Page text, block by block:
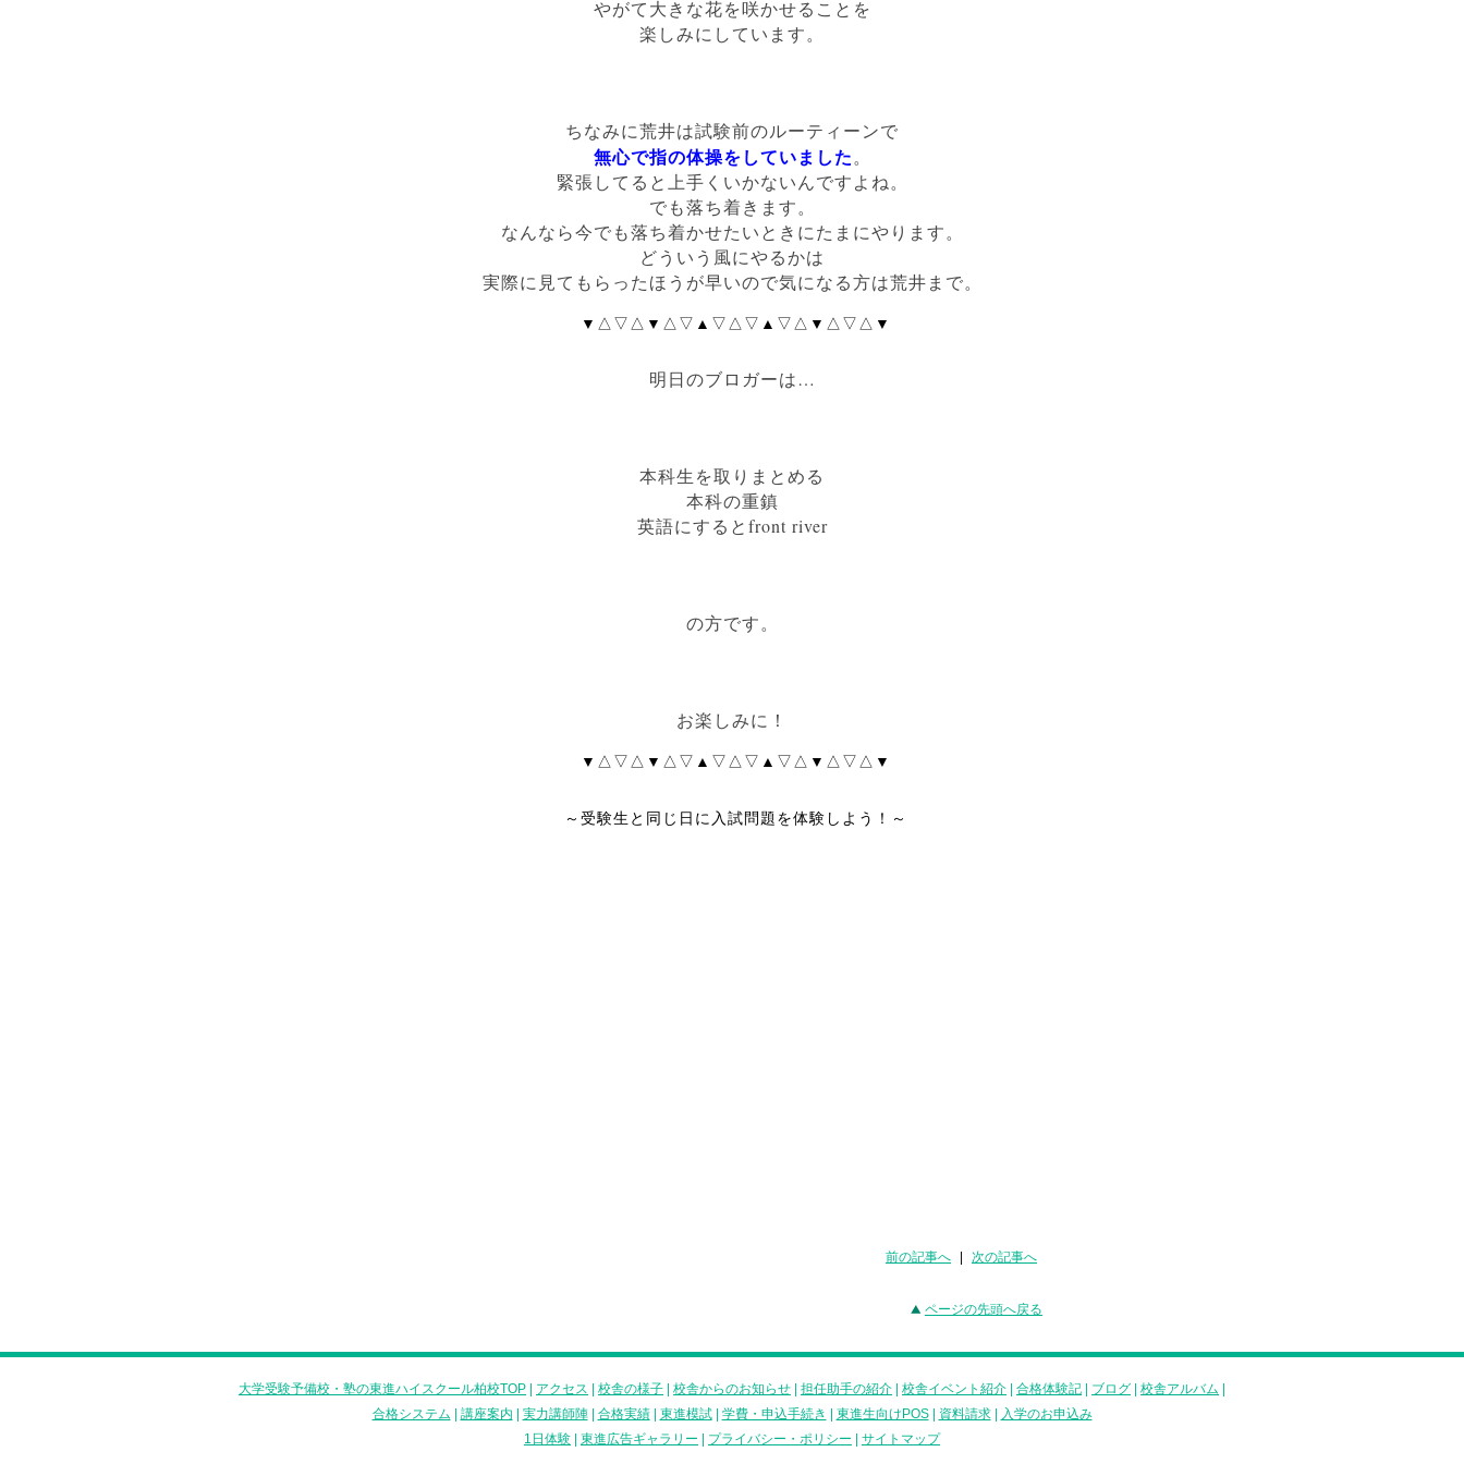
やがて大きな花を咲かせることを
楽しみにしています。
ちなみに荒井は試験前のルーティーンで
無心で指の体操をしていました。
緊張してると上手くいかないんですよね。
でも落ち着きます。
なんなら今でも落ち着かせたいときにたまにやります。
どういう風にやるかは
実際に見てもらったほうが早いので気になる方は荒井まで。
▼△▽△▼△▽▲▽△▽▲▽△▼△▽△▼
明日のブロガーは…
本科生を取りまとめる
本科の重鎮
英語にするとfront river
の方です。
お楽しみに！
▼△▽△▼△▽▲▽△▽▲▽△▼△▽△▼
～受験生と同じ日に入試問題を体験しよう！～
前の記事へ 次の記事へ
ページの先頭へ戻る
大学受験予備校・塾の東進ハイスクール柏校TOP アクセス 校舎の様子 校舎からのお知らせ 担任助手の紹介 校舎イベント紹介 合格体験記 ブログ 校舎アルバム
合格システム
講座案内 実力講師陣| 合格実績| 東進模試| 学費・申込手続き 東進生向けPOS| 資料請求|
入学のお申込み
1日体験
東進広告ギャラリー プライバシー・ポリシー サイトマップ